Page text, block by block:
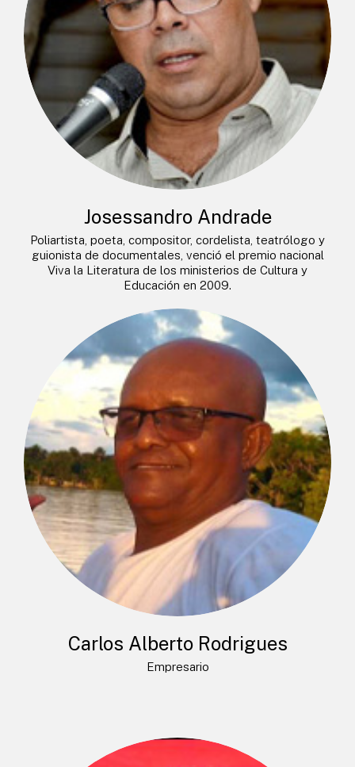
Josessandro Andrade
Poliartista, poeta, compositor, cordelista, teatrólogo y
guionista de documentales, venció el premio nacional
Viva la Literatura de los ministerios de Cultura y
Educación en 2009.
Carlos Alberto Rodrigues
Empresario